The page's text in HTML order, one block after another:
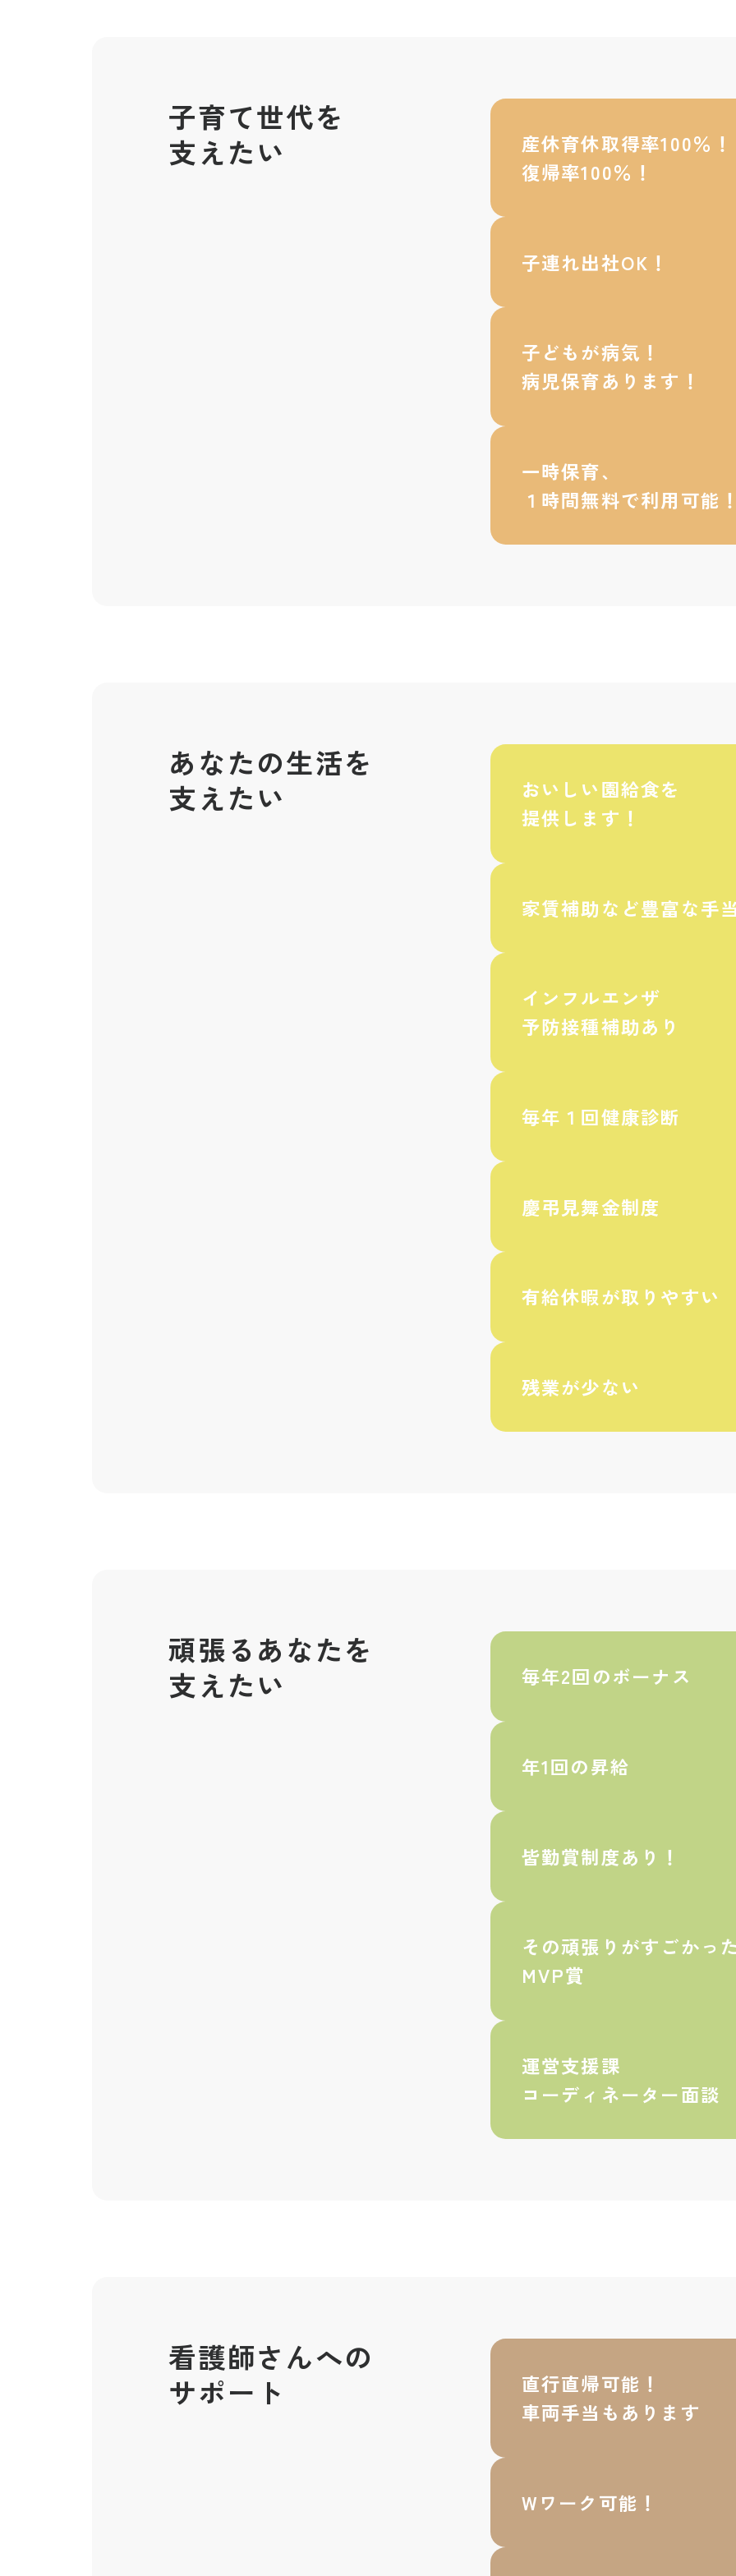
子育て世代を
支えたい
産休育休取得率100％！
復帰率100％！
子連れ出社OK！
子どもが病気！
病児保育あります！
一時保育、
１時間無料で利用可能
あなたの生活を
支えたい
おいしい園給食を
提供します！
家賃補助など豊富な手
インフルエンザ
予防接種補助あり
毎年１回健康診断
慶弔見舞金制度
有給休暇が取りやすい
残業が少ない
頑張るあなたを
支えたい
毎年2回のボーナス
年1回の昇給
皆勤賞制度あり！
その頑張りがすごかっ
MVP賞
運営支援課
コーディネーター面談
看護師さんへの
サポート
直行直帰可能！
車両手当もあります
Wワーク可能！